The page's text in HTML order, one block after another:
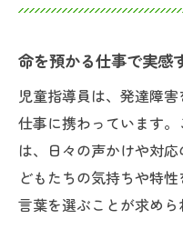
命を預かる仕事で実感
児童指導員は、発達障
仕事に携わっています
は、日々の声かけや対
どもたちの気持ちや特
言葉を選ぶことが求めら